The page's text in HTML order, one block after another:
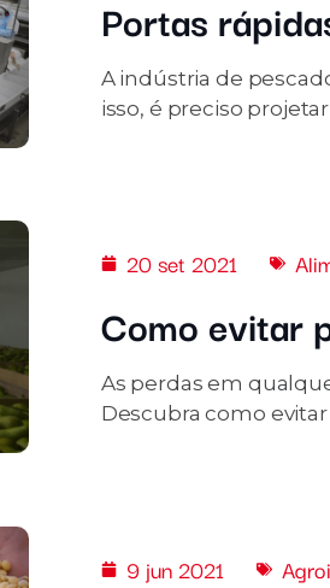
Portas
A indústria de
isso, é preciso
20 set 2021
Como evitar
As perdas em
Descubra como
9 jun 2021